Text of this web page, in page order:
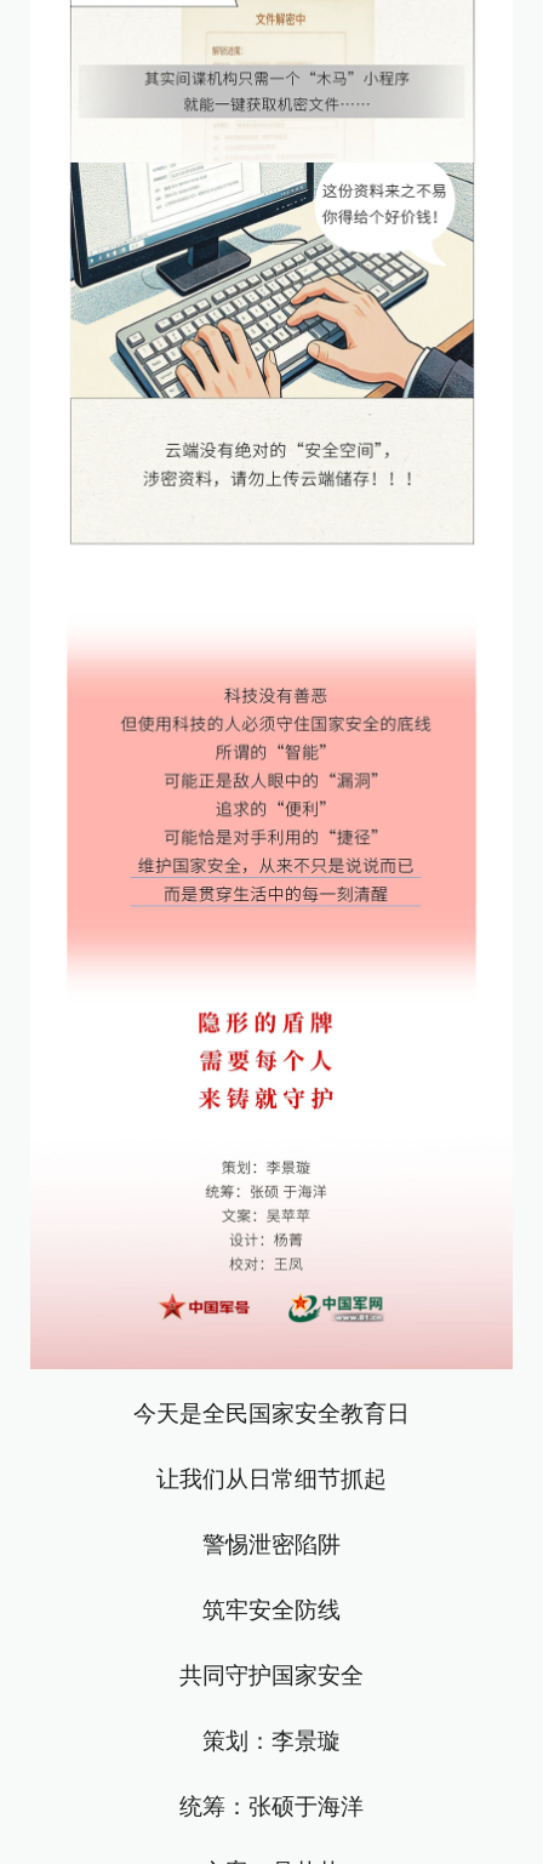
今天是全民国家安全教育日
让我们从日常细节抓起
警惕泄密陷阱
筑牢安全防线
共同守护国家安全
策划：李景璇
统筹：张硕于海洋